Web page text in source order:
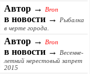
Автор → Bron
в новости →
Рыбалка
в черте города.
Автор → Bron
в новости →
Весенне-
летний нерестовый запрет
2015